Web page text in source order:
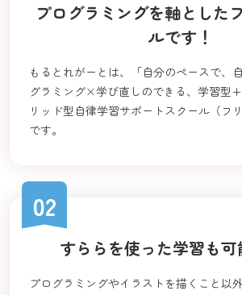
プログラミングを軸とした
ルです！
もるとれがーとは、「自分のペースで、
グラミング×学び直しのできる、学習型
リッド型自律学習サポートスクール（フ
です。
02
すららを使った学習も可
プログラミングやイラストを描くこと以